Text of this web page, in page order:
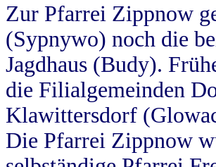
Zur Pfarrei Zippnow
(Sypnywo) noch die
Jagdhaus (Budy).
die Filialgemeinden
Klawittersdorf
Die Pfarrei Zippnow